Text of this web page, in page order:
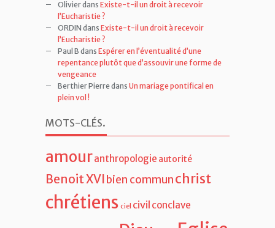
Olivierdans Existe-t-il un droit à recevoir
l’Eucharistie ?
ORDIN dans Existe-t-il un droit à recevoir
l’Eucharistie ?
Paul B dans Espérer en l’éventualité d’une
repentance plutôt que d’assouvir une forme de
vengeance
Berthier Pierredans Un mariage pontifical en
plein vol !
MOTS-CLÉS.
amouranthropologie autorité
Benoit XVIbien communchrist
chrétiens ciel civil conclave